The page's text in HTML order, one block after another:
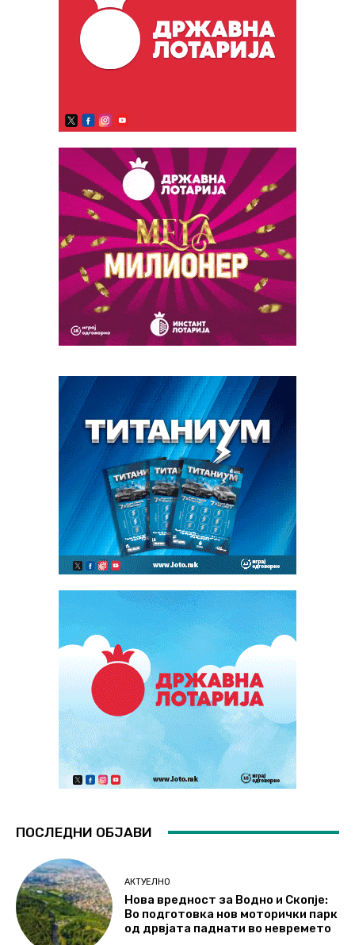
ПОСЛЕДНИ ОБЈАВИ
АКТУЕЛНО
Нова вредност за Водно и Скопје:
Во подготовка нов моторички парк
од дрвјата паднати во невремето